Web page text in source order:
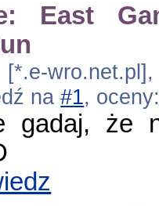
East
na#1,
gadaj, że